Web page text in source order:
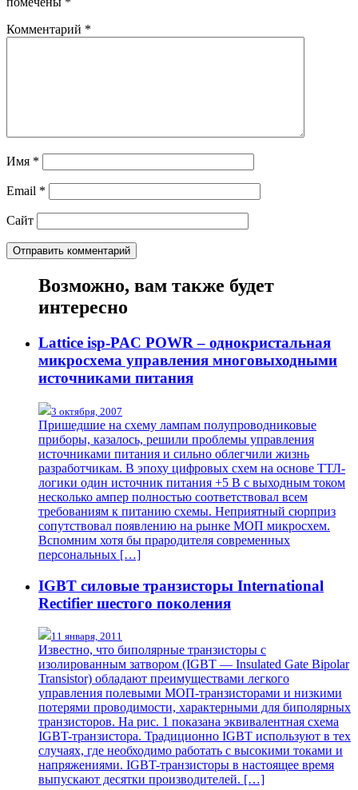
Комментарий *
Имя *
Email *
Сайт
Возможно, вам также будет
интересно
Lattice isp-PAC POWR – однокристальная
микросхема управления многовыходными
источниками питания
3 октября, 2007
Пришедшие на схему лампам полупроводниковые
приборы, казалось, решили проблемы управления
источниками питания и сильно облегчили жизнь
разработчикам. В эпоху цифровых схем на основе ТТЛ-
логики один источник питания +5 В с выходным током
несколько ампер полностью соответствовал всем
требованиям к питанию схемы. Неприятный сюрприз
сопутствовал появлению на рынке МОП микросхем.
Вспомним хотя бы прародителя современных
персональных […]
IGBT силовые транзисторы International
Rectifier шестого поколения
11 января, 2011
Известно, что биполярные транзисторы с
изолированным затвором (IGBT — Insulated Gate Bipolar
Transistor) обладают преимуществами легкого
управления полевыми МОП-транзисторами и низкими
потерями проводимости, характерными для биполярных
транзисторов. На рис. 1 показана эквивалентная схема
IGBT-транзистора. Традиционно IGBT используют в тех
случаях, где необходимо работать с высокими токами и
напряжениями. IGBT-транзисторы в настоящее время
выпускают десятки производителей. […]